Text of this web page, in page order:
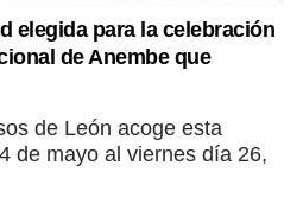
elegida para la celebración
de Anembe que
de León acoge esta
de mayo al viernes día 26,